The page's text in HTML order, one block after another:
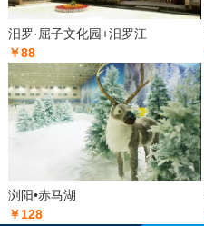
汨罗·屈子文化园+汨罗江
￥88
浏阳•赤马湖
￥128